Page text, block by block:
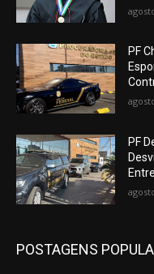
PF
PF
POSTAGENS